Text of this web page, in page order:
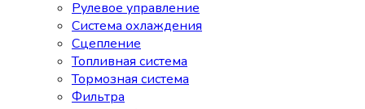
Рулевое управление
Система охлаждения
Сцепление
Топливная система
Тормозная система
Фильтра